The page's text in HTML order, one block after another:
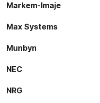
Markem-Imaje
Max Systems
Munbyn
NEC
NRG